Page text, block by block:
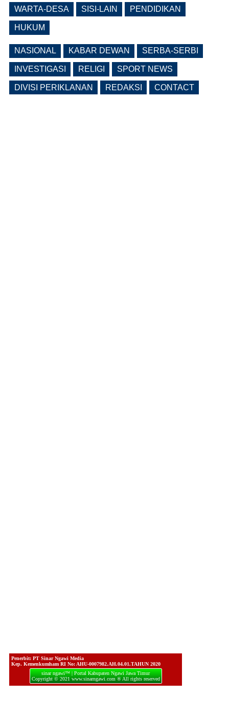
(0 Reply(s))
WARTA-DESA SISI-LAIN PENDIDIKAN
HUKUM
NASIONAL KABAR DEWAN SERBA-SERBI
INVESTIGASI RELIGI SPORT NEWS
DIVISI PERIKLANAN REDAKSI CONTACT
Penerbit: PT Sinar Ngawi Media
Kep. Kemenkumham RI No: AHU-0007982.AH.04.01.TAHUN 2020
sinar ngawi™ | Portal Kabupaten Ngawi Jawa Timur
Copyright © 2021 www.sinarngawi.com ® All rights reserved